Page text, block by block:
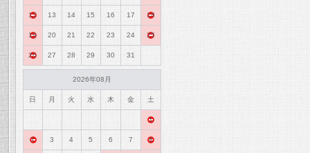
12 13 14 15 16 17 18
19 20 21 22 23 24 25
26 27 28 29 30 31
2026年08月
日 月 火 水 木 金 土
1
2 3 4 5 6 7 8